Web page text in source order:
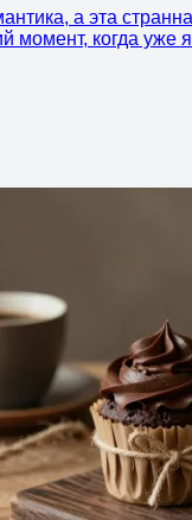
а эта
момент, когда уже